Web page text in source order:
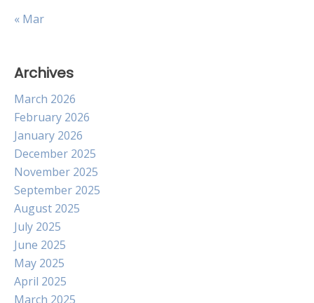
« Mar
Archives
March 2026
February 2026
January 2026
December 2025
November 2025
September 2025
August 2025
July 2025
June 2025
May 2025
April 2025
March 2025